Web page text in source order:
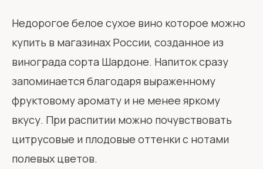
Недорогое белое сухое вино которое можно
купить в магазинах России, созданное из
винограда сорта Шардоне. Напиток сразу
запоминается благодаря выраженному
фруктовому аромату и не менее яркому
вкусу. При распитии можно почувствовать
цитрусовые и плодовые оттенки с нотами
полевых цветов.